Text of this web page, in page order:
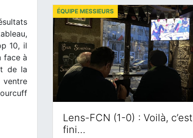
10, il
face à
de la
ventre
Lens-FCN (1-0) : Voilà, c’est
fini…
ÉQUIPE MESSIEURS